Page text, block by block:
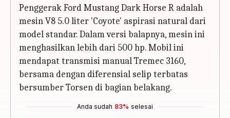
Penggerak Ford Mustang Dark Horse R adalah
mesin V8 5.0 liter 'Coyote' aspirasi natural dari
model standar. Dalam versi balapnya, mesin ini
menghasilkan lebih dari 500 hp. Mobil ini
mendapat transmisi manual Tremec 3160,
bersama dengan diferensial selip terbatas
bersumber Torsen di bagian belakang.
Anda sudah 83% selesai